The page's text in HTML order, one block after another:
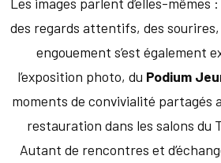
des regards attentifs, des
engouement s’est également
l’exposition photo, du Podium
moments de convivialité partagés
restauration dans les salons du
Autant de rencontres et